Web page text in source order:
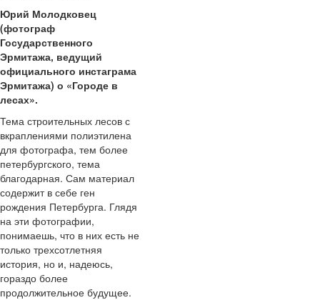
Юрий Молодковец
(фотограф
Государственного
Эрмитажа, ведущий
официального инстаграма
Эрмитажа) о «Городе в
лесах».
Тема строительных лесов с
вкраплениями полиэтилена
для фотографа, тем более
петербургского, тема
благодарная. Сам материал
содержит в себе ген
рождения Петербурга. Глядя
на эти фотографии,
понимаешь, что в них есть не
только трехсотлетняя
история, но и, надеюсь,
гораздо более
продолжительное будущее.